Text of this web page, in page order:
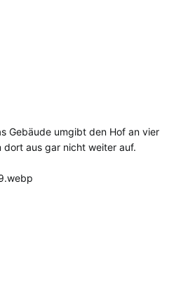
Gebäude umgibt den Hof an vier
dort aus gar nicht weiter auf.